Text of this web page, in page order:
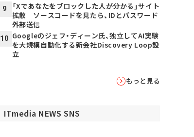
9
「Xであなたをブロックした人が分かる」サイト
拡散 ソースコードを見たら、IDとパスワード
外部送信
10 Googleのジェフ・ディーン氏、独立してAI実験
を大規模自動化する新会社Discovery Loop設
立
もっと見る
ITmedia NEWS SNS